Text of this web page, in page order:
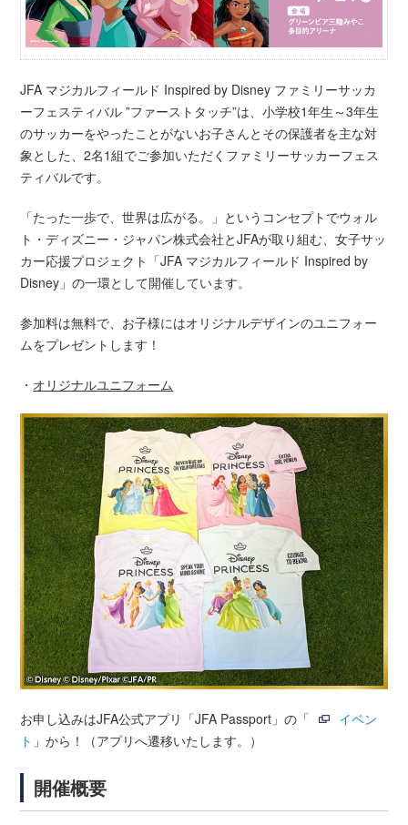
JFA マジカルフィールド Inspired by Disney ファミリーサッカ
ーフェスティバル ”ファーストタッチ”は、小学校1年生～3年生
のサッカーをやったことがないお子さんとその保護者を主な対
象とした、2名1組でご参加いただくファミリーサッカーフェス
ティバルです。
「たった一歩で、世界は広がる。」というコンセプトでウォル
ト・ディズニー・ジャパン株式会社とJFAが取り組む、女子サッ
カー応援プロジェクト「JFA マジカルフィールド Inspired by
Disney」の一環として開催しています。
参加料は無料で、お子様にはオリジナルデザインのユニフォー
ムをプレゼントします！
・ オリジナルユニフォーム
お申し込みはJFA公式アプリ「JFA Passport」の「
イベン
ト 」から！（アプリへ遷移いたします。）
開催概要